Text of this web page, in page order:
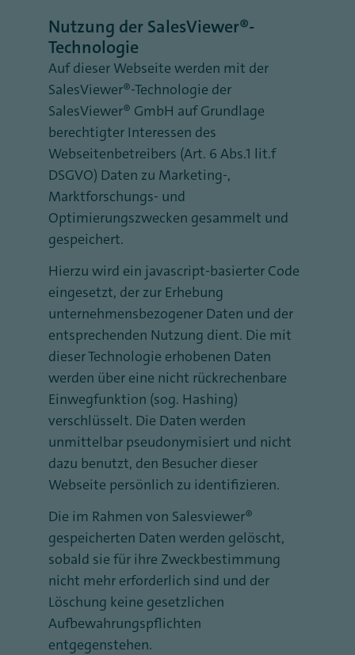
Nutzung der SalesViewer®-
Technologie
Auf dieser Webseite werden mit der
SalesViewer®-Technologie der
SalesViewer® GmbH auf Grundlage
berechtigter Interessen des
Webseitenbetreibers (Art. 6 Abs.1 lit.f
DSGVO) Daten zu Marketing-,
Marktforschungs- und
Optimierungszwecken gesammelt und
gespeichert.
Hierzu wird ein javascript-basierter Code
eingesetzt, der zur Erhebung
unternehmensbezogener Daten und der
entsprechenden Nutzung dient. Die mit
dieser Technologie erhobenen Daten
werden über eine nicht rückrechenbare
Einwegfunktion (sog. Hashing)
verschlüsselt. Die Daten werden
unmittelbar pseudonymisiert und nicht
dazu benutzt, den Besucher dieser
Webseite persönlich zu identifizieren.
Die im Rahmen von Salesviewer®
gespeicherten Daten werden gelöscht,
sobald sie für ihre Zweckbestimmung
nicht mehr erforderlich sind und der
Löschung keine gesetzlichen
Aufbewahrungspflichten
entgegenstehen.